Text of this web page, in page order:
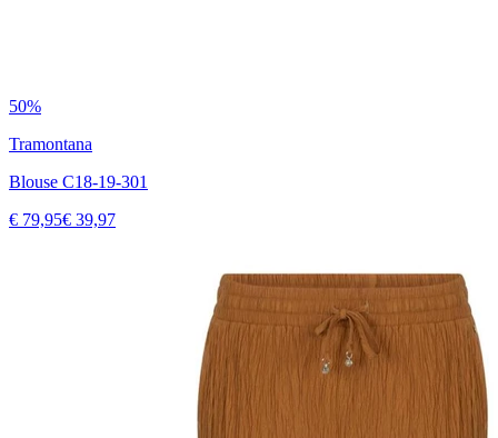
50%
Tramontana
Blouse C18-19-301
€ 79,95€ 39,97